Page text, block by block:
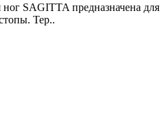
SAGITTA предназначена для
Тер..